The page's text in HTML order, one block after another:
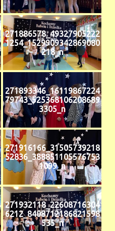
271886578_49327905222
1254_1529909342869080
218_n
271893346_16119867224
79743_525368106208689
3305_n
271916166_31505739218
52836_388851105576753
1099_n
271932118_22608716304
6212_8408712186821598
535_n